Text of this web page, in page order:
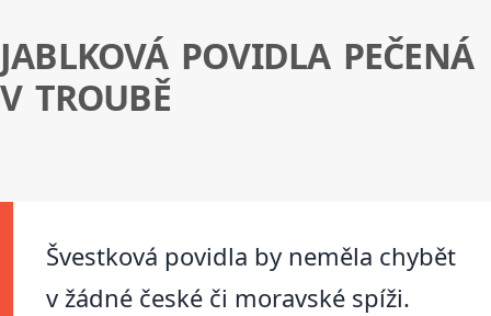
JABLKOVÁ POVIDLA PEČENÁ
V TROUBĚ
Švestková povidla by neměla chybět
v žádné české či moravské spíži.